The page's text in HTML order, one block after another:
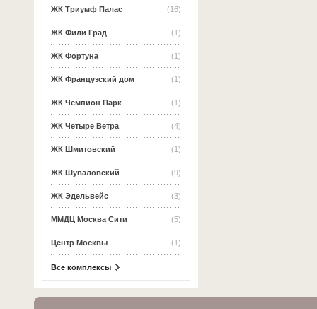
(16)
ЖК Триумф Палас
(1)
ЖК Фили Град
(1)
ЖК Фортуна
(1)
ЖК Французский дом
(1)
ЖК Чемпион Парк
(4)
ЖК Четыре Ветра
(1)
ЖК Шмитовский
(9)
ЖК Шуваловский
(3)
ЖК Эдельвейс
(5)
ММДЦ Москва Сити
(1)
Центр Москвы
Все комплексы